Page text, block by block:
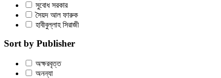
সুবোধ সরকার
সৈয়দ আল ফারুক
হাবীবুল্লাহ সিরাজী
Sort by Publisher
অক্ষরবৃত্ত
অনন্যা